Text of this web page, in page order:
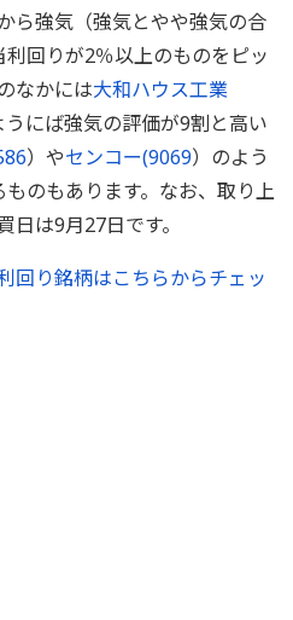
ら強気（強気とやや強気の合
回りが2％以上のものをピッ
なかには大和ハウス工業
うにば強気の評価が9割と高い
）やセンコー(9069）のよう
のもあります。なお、取り上
は9月27日です。
回り銘柄はこちらからチェッ